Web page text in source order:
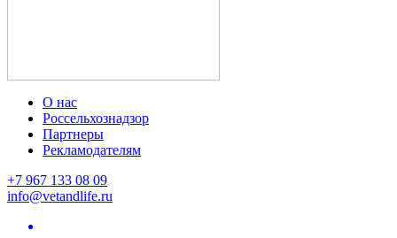
О нас
Россельхознадзор
Партнеры
Рекламодателям
+7 967 133 08 09
info@vetandlife.ru